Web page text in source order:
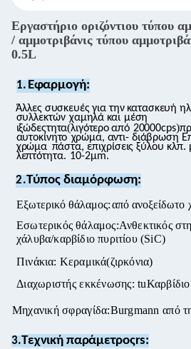
Εργαστήριο οριζόντιου τύπου
/ αμμοτριβάνις τύπου
0.5L
1. Εφαρμογή:
Άλλες συσκευές για την κατασκευή
συλλεκτών χαμηλά και μέση
ιξώδεςτητα(λιγότερο από 20000cps)
αυτοκίνητο χρώμα, αντι- διάβρωση
χρώμα πάστα, επιχρίσεις ξύλου κλπ.
λεπτότητα. 10-2μm.
2.Τύπος διαμόρφωση:
Εξωτερικό θάλαμος:από ανοξείδωτο
Εσωτερικός θάλαμος:Ανθεκτικός
χάλυβα/καρβίδιο πυριτίου (SiC)
Πινάκια: Κεραμικά(ζιρκόνια)
Διαχωριστής εκκένωσης: tu
Μηχανική σφραγίδα:Burgmann από
3.Τεχνική παράμετροςrs: